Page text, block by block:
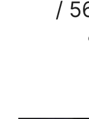
الجهراء / 56585547 /